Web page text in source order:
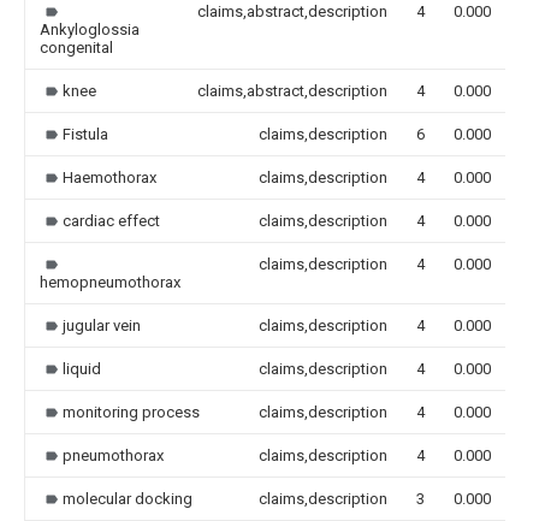
Ankyloglossia
congenital
claims,abstract,description 4 0.000
knee claims,abstract,description 4 0.000
Fistula claims,description 6 0.000
Haemothorax claims,description 4 0.000
cardiac effect claims,description 4 0.000
hemopneumothorax
claims,description 4 0.000
jugular vein claims,description 4 0.000
liquid claims,description 4 0.000
monitoring process claims,description 4 0.000
pneumothorax claims,description 4 0.000
molecular docking claims,description 3 0.000